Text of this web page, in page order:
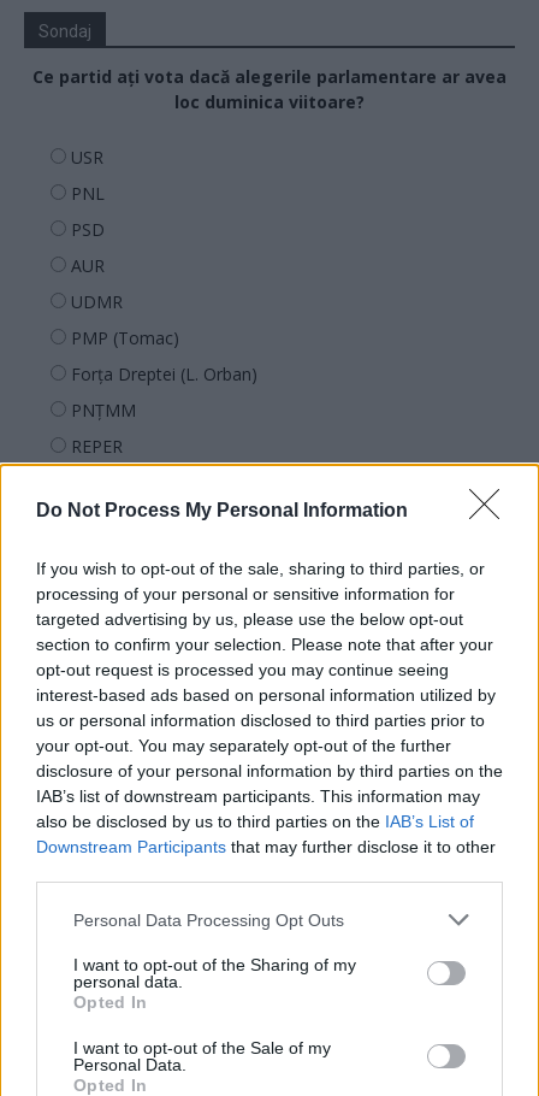
Do Not Process My Personal Information
If you wish to opt-out of the sale, sharing to third parties, or
processing of your personal or sensitive information for
targeted advertising by us, please use the below opt-out
section to confirm your selection. Please note that after your
opt-out request is processed you may continue seeing
interest-based ads based on personal information utilized by
us or personal information disclosed to third parties prior to
your opt-out. You may separately opt-out of the further
disclosure of your personal information by third parties on the
IAB’s list of downstream participants. This information may
also be disclosed by us to third parties on the IAB’s List of
Downstream Participants that may further disclose it to other
Personal Data Processing Opt Outs
I want to opt-out of the Sharing of my
personal data.
Opted In
I want to opt-out of the Sale of my
Personal Data.
Opted In
Sondaj
Ce partid ați vota dacă alegerile parlamentare ar avea
loc duminica viitoare?
USR
PNL
PSD
AUR
UDMR
PMP (Tomac)
Forța Dreptei (L. Orban)
PNȚMM
REPER
SOS (Șoșoacă)
PACE (Peia)
Acțiunea Conservatoare (Târziu)
PDF (Lazarus)
PUSL (D. Voiculescu)
PNȚCD (Pavelescu)
PNCR (Terheș)
Partidul Patrioților (Surugiu)
FAR (Coarnă)
România pe Primul Loc (Ponta)
Altul
Arhiva sondajelor